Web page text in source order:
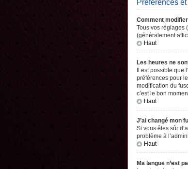
Préférences
Comment
Tous vos réglages
(généralement
Haut
Les heures ne
Il est possible
préférences pour
modification du
c’est le bon
Haut
J’ai changé mon
Si vous êtes sûr
problème à
Haut
Ma langue n’est